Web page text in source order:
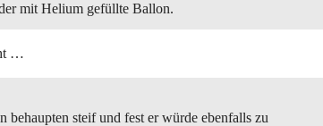
mit Helium gefüllte Ballon.
…
behaupten steif und fest er würde ebenfalls zu